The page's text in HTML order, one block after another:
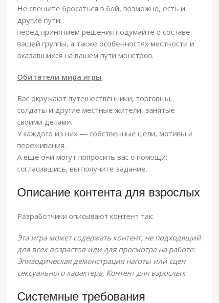
Не спешите бросаться в бой, возможно, есть и
другие пути:
перед принятием решения подумайте о составе
вашей группы, а также особенностях местности и
оказавшихся на вашем пути монстров.
Обитатели мира игры
Вас окружают путешественники, торговцы,
солдаты и другие местные жители, занятые
своими делами.
У каждого из них — собственные цели, мотивы и
переживания.
А еще они могут попросить вас о помощи:
согласившись, вы получите задание.
Описание контента для взрослых
Разработчики описывают контент так:
Эта игра может содержать контент, не подходящий
для всех возрастов или для просмотра на работе:
Эпизодическая демонстрация наготы или сцен
сексуального характера, Контент для взрослых
Системные требования